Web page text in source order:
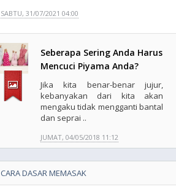
SABTU, 31/07/2021 04:00
Seberapa Sering Anda Harus
Mencuci Piyama Anda?
Jika kita benar-benar jujur,
kebanyakan dari kita akan
mengaku tidak mengganti bantal
dan seprai ..
JUMAT, 04/05/2018 11:12
CARA DASAR MEMASAK